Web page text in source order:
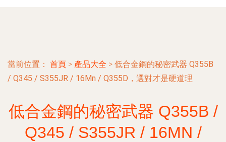
當前位置： 首頁 > 產品大全 > 低合金鋼的秘密武器 Q355B
/ Q345 / S355JR / 16Mn / Q355D，選對才是硬道理
低合金鋼的秘密武器 Q355B /
Q345 / S355JR / 16MN /